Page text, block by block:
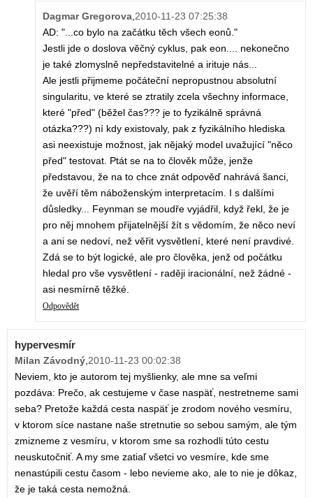
Dagmar Gregorova 2010-11-23 07:25:38
AD: "...co bylo na začátku těch všech eonů."
Jestli jde o doslova věčný cyklus, pak eon.... nekonečno
je také zlomyslně nepředstavitelné a irituje nás...
Ale jestli přijmeme počáteční nepropustnou absolutní
singularitu, ve které se ztratily zcela všechny informace,
které "před" (běžel čas??? je to fyzikálně správná
otázka???) ní kdy existovaly, pak z fyzikálního hlediska
asi neexistuje možnost, jak nějaký model uvažující "něco
před" testovat. Ptát se na to člověk může, jenže
představou, že na to chce znát odpověď nahrává šanci,
že uvěří těm náboženským interpretacím. I s dalšími
důsledky... Feynman se moudře vyjádřil, když řekl, že je
pro něj mnohem přijatelnější žít s vědomím, že něco neví
a ani se nedoví, než věřit vysvětlení, které není pravdivé.
Zdá se to být logické, ale pro člověka, jenž od počátku
hledal pro vše vysvětlení - raději iracionální, než žádné -
asi nesmírně těžké.
Odpovědět
hypervesmír
Milan Závodný 2010-11-23 00:02:38
Neviem, kto je autorom tej myšlienky, ale mne sa veľmi
pozdáva: Prečo, ak cestujeme v čase naspäť, nestretneme sami
seba? Pretože každá cesta naspäť je zrodom nového vesmíru,
v ktorom síce nastane naše stretnutie so sebou samým, ale tým
zmizneme z vesmíru, v ktorom sme sa rozhodli túto cestu
neuskutočniť. A my sme zatiaľ všetci vo vesmíre, kde sme
nenastúpili cestu časom - lebo nevieme ako, ale to nie je dôkaz,
že je taká cesta nemožná.